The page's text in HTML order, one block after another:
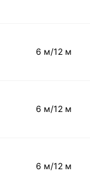
6 м/12 м
6 м/12 м
6 м/12 м